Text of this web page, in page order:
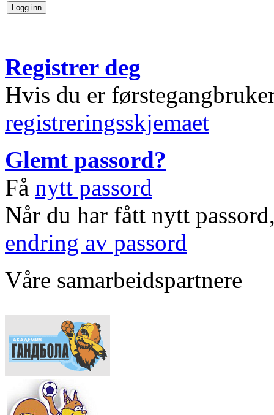
Registrer deg
Hvis du er
registreringsskjemaet
Glemt passord?
Få nytt passord
Når du har fått nytt
endring av passord
Våre samarbeidspartnere